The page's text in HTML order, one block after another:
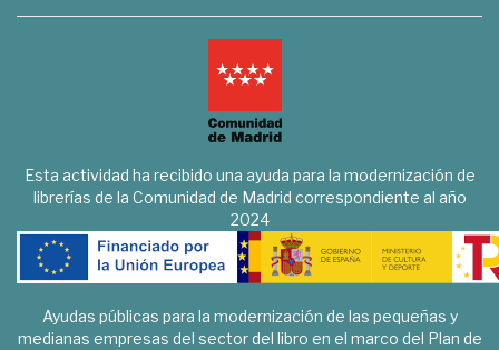
Esta actividad ha recibido una ayuda para la modernización de
librerías de la Comunidad de Madrid correspondiente al año
2024
Ayudas públicas para la modernización de las pequeñas y
medianas empresas del sector del libro en el marco del Plan de